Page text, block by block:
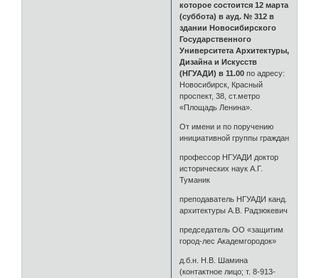
которое состоится 12 марта
(суббота) в ауд. № 312 в
здании Новосибирского
Государственного
Университета Архитектуры,
Дизайна и Искусств
(НГУАДИ) в 11.00 по адресу:
Новосибирск, Красный
проспект, 38, ст.метро
«Площадь Ленина».
От имени и по поручению
инициативной группы граждан
профессор НГУАДИ доктор
исторических наук А.Г.
Туманик
преподаватель НГУАДИ канд.
архитектуры А.В. Радзюкевич
председатель ОО «защитим
город-лес Академгородок»
д.б.н. Н.В. Шамина
(контактное лицо; т. 8-913-